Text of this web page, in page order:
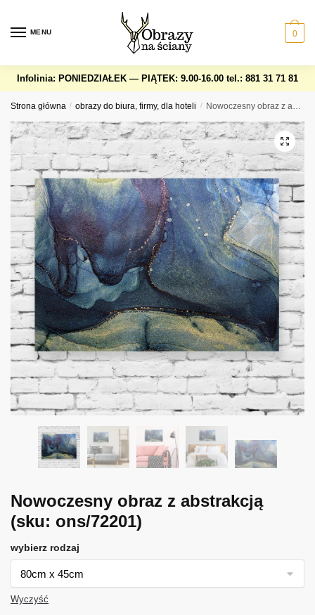
navigation
content
MENU 0
Infolinia: PONIEDZIAŁEK — PIĄTEK: 9.00-16.00 tel.: 881 31 71 81
Strona główna / obrazy do biura, firmy, dla hoteli / Nowoczesny obraz z abstrakcją
Nowoczesny obraz z abstrakcją
(sku: ons/72201)
wybierz rodzaj
Wyczyść